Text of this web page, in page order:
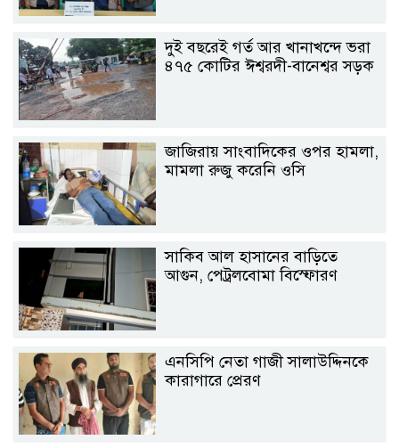
দুই বছরেই গর্ত আর খানাখন্দে ভরা
৪৭৫ কোটির ঈশ্বরদী-বানেশ্বর সড়ক
জাজিরায় সাংবাদিকের ওপর হামলা,
মামলা রুজু করেনি ওসি
সাকিব আল হাসানের বাড়িতে
আগুন, পেট্রলবোমা বিস্ফোরণ
এনসিপি নেতা গাজী সালাউদ্দিনকে
কারাগারে প্রেরণ